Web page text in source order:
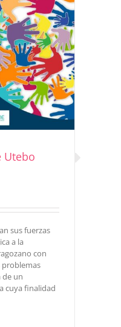
Utebo
sus fuerzas
a la
con
problemas
un
cuya finalidad